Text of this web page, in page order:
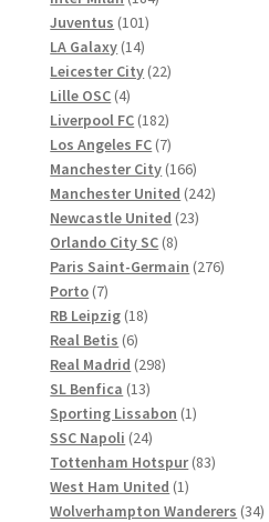
Juventus 101101
LA Galaxy 1414
Produkte
Leicester City 2222
Lille OSC 44
Produkte
Liverpool FC 182182
Produkte
Los Angeles FC 77
Produkte
Manchester City 166166
Produkte
Manchester United 242242
Newcastle United 2323
Orlando City SC 88
Produkte
Paris Saint-Germain 276276
Porto 77
Produkte
RB Leipzig 1818
Real Betis 66
Produkte
Real Madrid 298298
SL Benfica 1313
Produkte
Sporting Lissabon 11
SSC Napoli 2424
Produkte
Tottenham Hotspur 8383
West Ham United 11
Produkt
Wolverhampton Wanderers 3434